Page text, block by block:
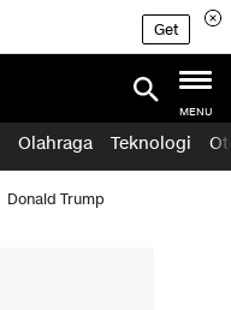
Get
MENU
Olahraga Teknologi
Donald Trump